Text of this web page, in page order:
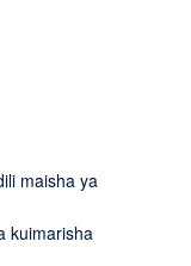
maisha ya
kuimarisha